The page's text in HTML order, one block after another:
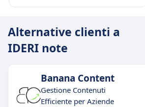
Alternative clienti a
IDERI note
Banana Content
Gestione Contenuti
Efficiente per Aziende